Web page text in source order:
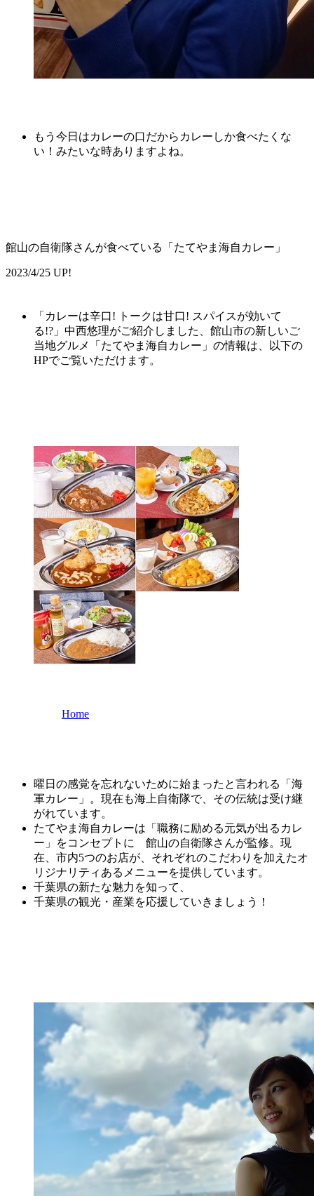
もう今日はカレーの口だからカレーしか食べたくな
い！みたいな時ありますよね。
館山の自衛隊さんが食べている「たてやま海自カレー」
2023/4/25 UP!
「カレーは辛口! トークは甘口! スパイスが効いて
る!?」中西悠理がご紹介しました、館山市の新しいご
当地グルメ「たてやま 海自 カレー 」の情報は、以下の
HPでご覧いただけます。
Home
曜日の感覚を忘れないために始まったと言われる「海
軍カレー」。現在も海上自衛隊で、その伝統は受け継
がれています。
たてやま海自カレーは「職務に励める元気が出るカレ
ー」をコンセプトに 館山の自衛隊さんが監修。現
在、市内5つのお店が、それぞれのこだわりを加えたオ
リジナリティあるメニューを提供しています。
千葉県の新たな魅力を知って、
千葉県の観光・産業を応援していきましょう！